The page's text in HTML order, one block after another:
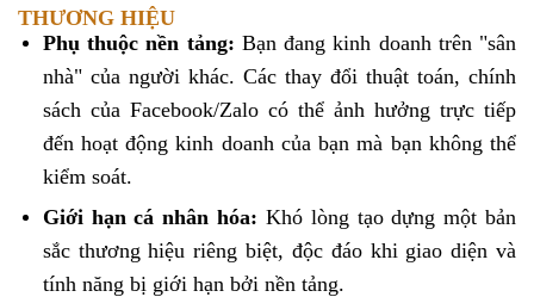
THƯƠNG HIỆU
Phụ thuộc nền tảng: Bạn đang kinh doanh trên "sân
nhà" của người khác. Các thay đổi thuật toán, chính
sách của Facebook/Zalo có thể ảnh hưởng trực tiếp
đến hoạt động kinh doanh của bạn mà bạn không thể
kiểm soát.
Giới hạn cá nhân hóa: Khó lòng tạo dựng một bản
sắc thương hiệu riêng biệt, độc đáo khi giao diện và
tính năng bị giới hạn bởi nền tảng.